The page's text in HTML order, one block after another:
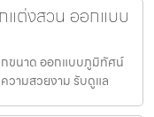
ต่งสวน ออกแบบ
ขนาด ออกแบบภูมิทัศน์
วามสวยงาม รับดูแล